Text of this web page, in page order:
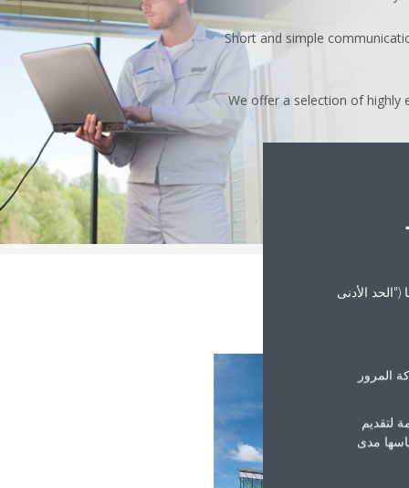
Short and simple
We offer a selection of highly
الأدنى
المرور
لتقديم
مدى